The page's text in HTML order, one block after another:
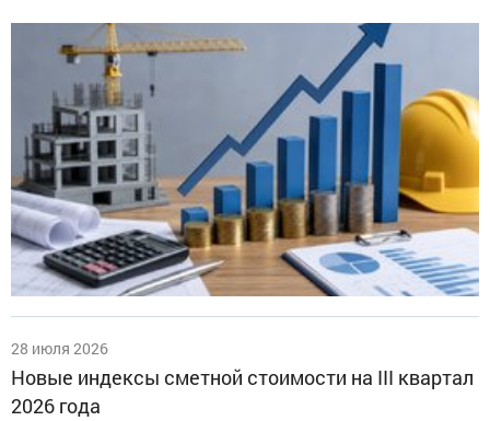
28 июля 2026
Новые индексы сметной стоимости на III квартал
2026 года